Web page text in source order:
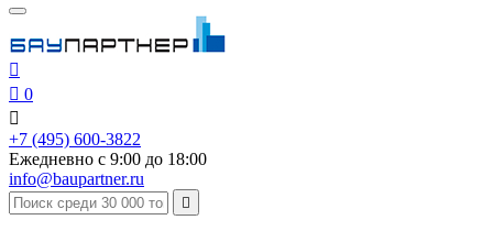

 0

+7 (495) 600-3822
Ежедневно с 9:00 до 18:00
info@baupartner.ru
